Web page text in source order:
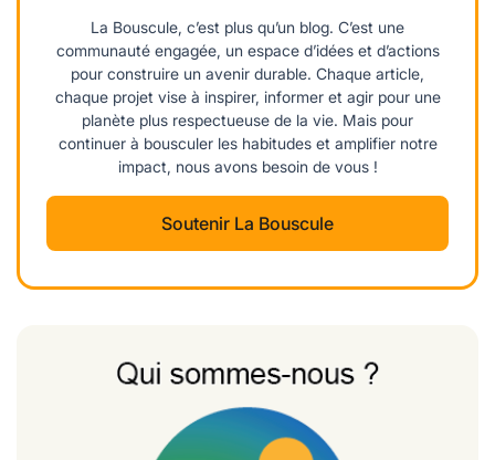
La Bouscule, c’est plus qu’un blog. C’est une
communauté engagée, un espace d’idées et d’actions
pour construire un avenir durable. Chaque article,
chaque projet vise à inspirer, informer et agir pour une
planète plus respectueuse de la vie. Mais pour
continuer à bousculer les habitudes et amplifier notre
impact, nous avons besoin de vous !
Soutenir La Bouscule